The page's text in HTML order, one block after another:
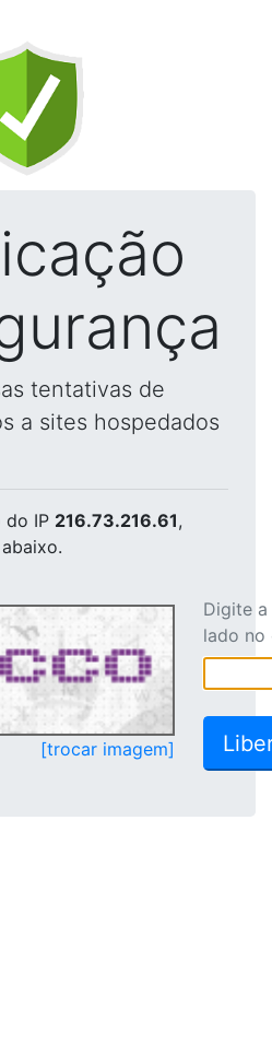
tentativas de
a sites hospedados
do IP 216.73.216.61,
[trocar imagem]
Digite
lado no